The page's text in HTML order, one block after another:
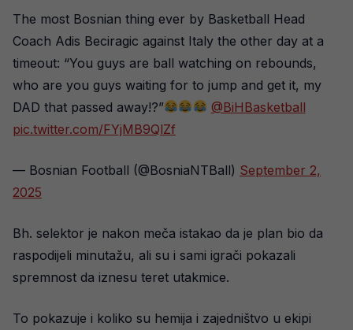
The most Bosnian thing ever by Basketball Head
Coach Adis Beciragic against Italy the other day at a
timeout: “You guys are ball watching on rebounds,
who are you guys waiting for to jump and get it, my
DAD that passed away!?”
@BiHBasketball
pic.twitter.com/FYjMB9QlZf
— Bosnian Football (@BosniaNTBall) September 2,
2025
Bh. selektor je nakon meča istakao da je plan bio da
raspodijeli minutažu, ali su i sami igrači pokazali
spremnost da iznesu teret utakmice.
To pokazuje i koliko su hemija i zajedništvo u ekipi